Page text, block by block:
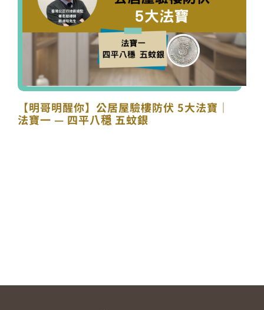
【明哥明醒你】公居屋驗樓防伏 5大法寶｜
法寶一 — 四平八穏 五蚊銀